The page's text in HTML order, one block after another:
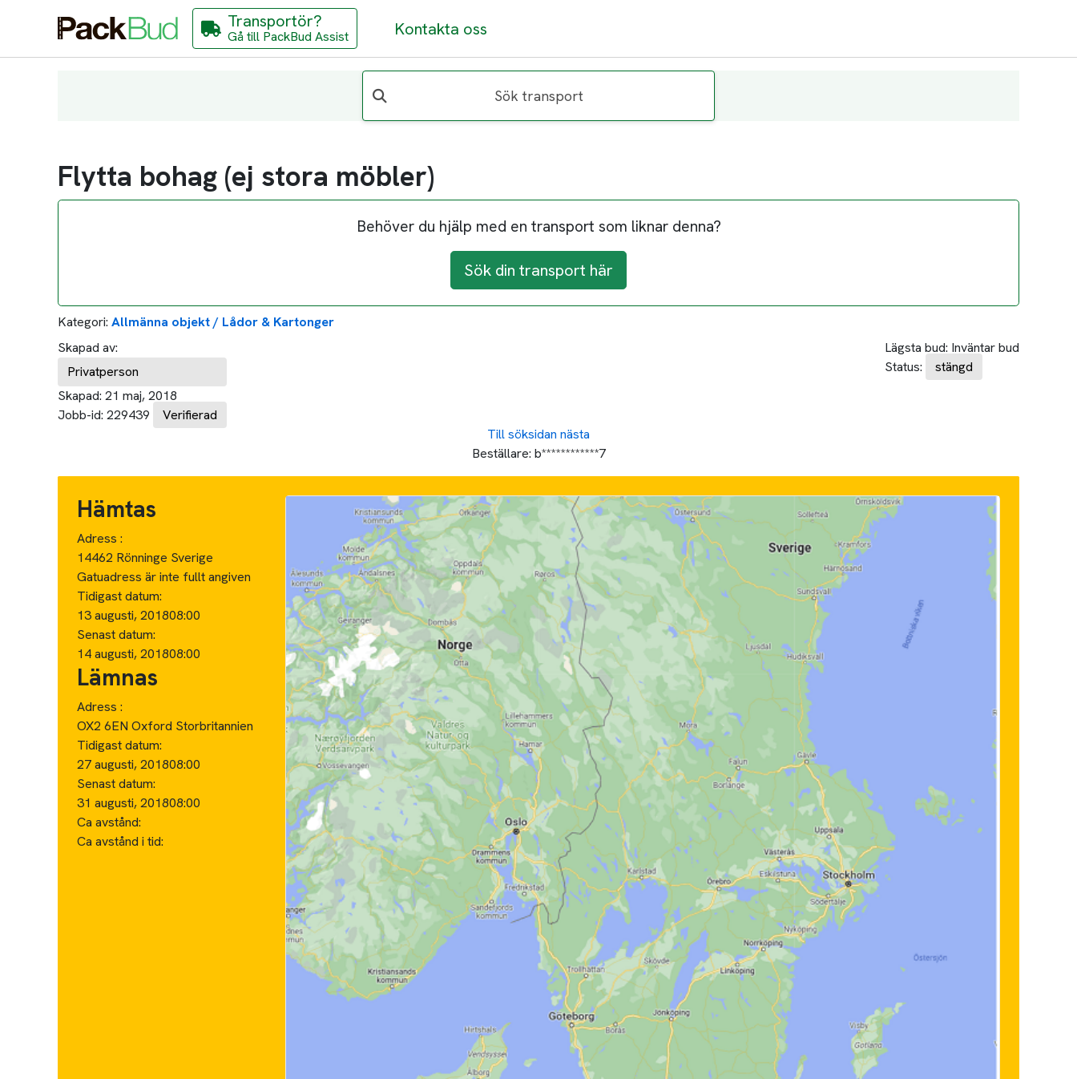
Transportör?
Gå till PackBud Assist Kontakta oss
Sök transport
Flytta bohag (ej stora möbler)
Behöver du hjälp med en transport som liknar denna?
Sök din transport här
Kategori: Allmänna objekt / Lådor & Kartonger
Skapad av:
Privatperson
Skapad: 21 maj, 2018
Jobb-id: 229439 Verifierad
Lägsta bud: Inväntar bud
Status:
stängd
Till söksidan nästa
Beställare: b************7
Hämtas
Adress :
14462 Rönninge Sverige
Gatuadress är inte fullt angiven
Tidigast datum:
13 augusti, 201808:00
Senast datum:
14 augusti, 201808:00
Lämnas
Adress :
OX2 6EN Oxford Storbritannien
Tidigast datum:
27 augusti, 201808:00
Senast datum:
31 augusti, 201808:00
Ca avstånd:
Ca avstånd i tid: